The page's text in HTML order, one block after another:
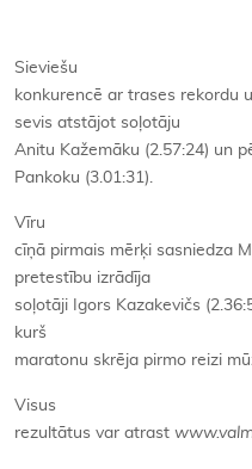
Sieviešu
konkurencē ar trases rekordu
sevis atstājot soļotāju
Anitu Kažemāku (2.57:24) un
Pankoku (3.01:31).
Vīru
cīņā pirmais mērķi sasniedza
pretestību izrādīja
soļotāji Igors Kazakevičs
kurš
maratonu skrēja pirmo reizi
Visus
rezultātus var atrast